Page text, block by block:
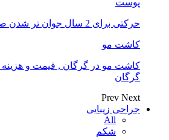
پوست
حرکتی برای 2 سال جوان تر شدن صورت , یوگای صورت
کاشت مو
کاشت مو در گرگان , قیمت و
گرگان
Prev Next
جراحی زیبایی
All
شکم